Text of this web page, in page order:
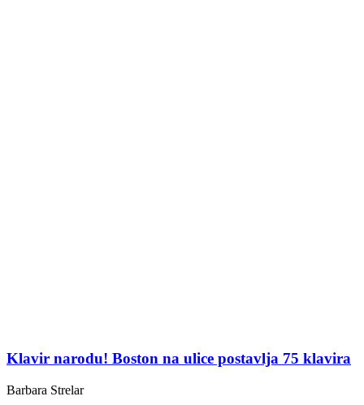
Klavir narodu! Boston na ulice postavlja 75 klavira
Barbara Strelar